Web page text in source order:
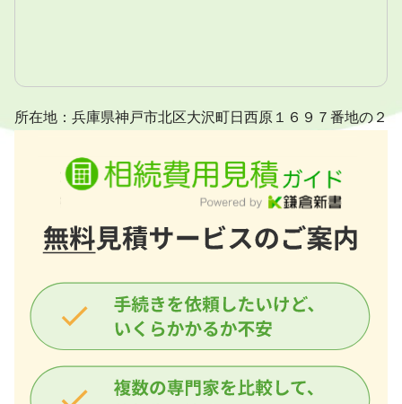
所在地：兵庫県神戸市北区大沢町日西原１６９７番地の２